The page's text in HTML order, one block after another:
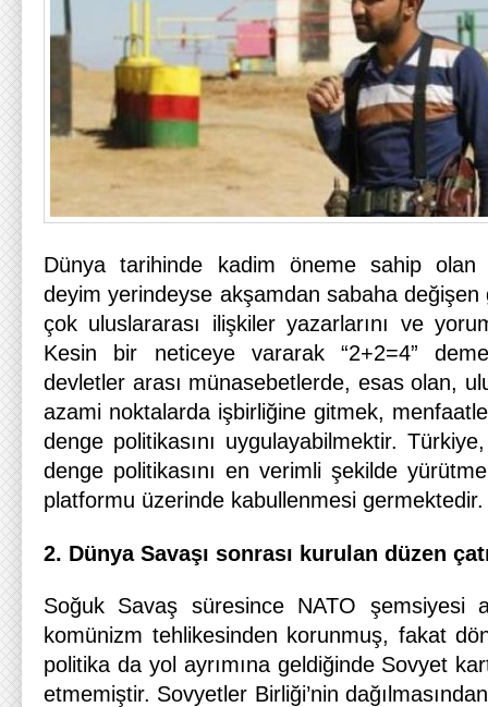
Dünya tarihinde kadim öneme sahip olan
deyim yerindeyse akşamdan sabaha
çok uluslararası ilişkiler yazarlarını ve
Kesin bir neticeye vararak “2+2=4”
devletler arası münasebetlerde, esas olan,
azami noktalarda işbirliğine gitmek,
denge politikasını uygulayabilmektir.
denge politikasını en verimli şekilde
platformu üzerinde kabullenmesi germektedir.
2. Dünya Savaşı sonrası kurulan düzen
Soğuk Savaş süresince NATO şemsiyesi
komünizm tehlikesinden korunmuş, fakat
politika da yol ayrımına geldiğinde Sovyet
etmemiştir. Sovyetler Birliği’nin